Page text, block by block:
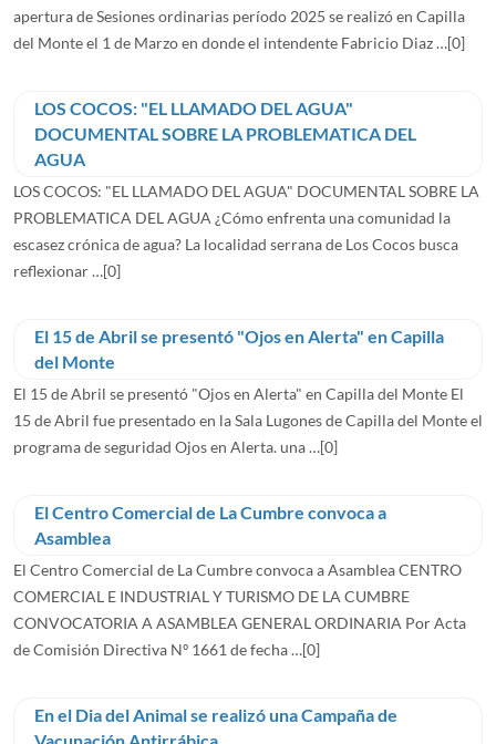
apertura de Sesiones ordinarias período 2025 se realizó en Capilla
del Monte el 1 de Marzo en donde el intendente Fabricio Diaz …[0]
LOS COCOS: "EL LLAMADO DEL AGUA"
DOCUMENTAL SOBRE LA PROBLEMATICA DEL
AGUA
LOS COCOS: "EL LLAMADO DEL AGUA" DOCUMENTAL SOBRE LA
PROBLEMATICA DEL AGUA ¿Cómo enfrenta una comunidad la
escasez crónica de agua? La localidad serrana de Los Cocos busca
reflexionar …[0]
El 15 de Abril se presentó "Ojos en Alerta" en Capilla
del Monte
El 15 de Abril se presentó "Ojos en Alerta" en Capilla del Monte El
15 de Abril fue presentado en la Sala Lugones de Capilla del Monte el
programa de seguridad Ojos en Alerta. una …[0]
El Centro Comercial de La Cumbre convoca a
Asamblea
El Centro Comercial de La Cumbre convoca a Asamblea CENTRO
COMERCIAL E INDUSTRIAL Y TURISMO DE LA CUMBRE
CONVOCATORIA A ASAMBLEA GENERAL ORDINARIA Por Acta
de Comisión Directiva Nº 1661 de fecha …[0]
En el Dia del Animal se realizó una Campaña de